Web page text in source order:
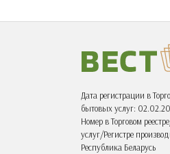
Дата регистрации в
бытовых услуг:
Номер в Торговом
услуг/Регистре
Республика Беларусь